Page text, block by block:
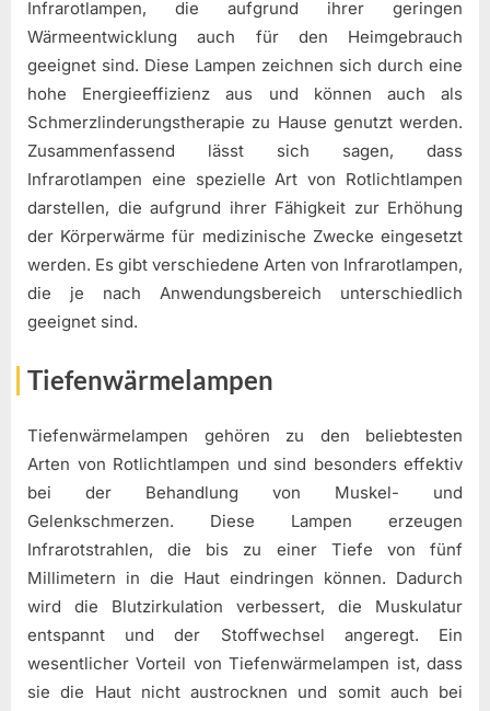
Infrarotlampen, die aufgrund ihrer geringen
Wärmeentwicklung auch für den Heimgebrauch
geeignet sind. Diese Lampen zeichnen sich durch eine
hohe Energieeffizienz aus und können auch als
Schmerzlinderungstherapie zu Hause genutzt werden.
Zusammenfassend lässt sich sagen, dass
Infrarotlampen eine spezielle Art von Rotlichtlampen
darstellen, die aufgrund ihrer Fähigkeit zur Erhöhung
der Körperwärme für medizinische Zwecke eingesetzt
werden. Es gibt verschiedene Arten von Infrarotlampen,
die je nach Anwendungsbereich unterschiedlich
geeignet sind.
Tiefenwärmelampen
Tiefenwärmelampen gehören zu den beliebtesten
Arten von Rotlichtlampen und sind besonders effektiv
bei der Behandlung von Muskel- und
Gelenkschmerzen. Diese Lampen erzeugen
Infrarotstrahlen, die bis zu einer Tiefe von fünf
Millimetern in die Haut eindringen können. Dadurch
wird die Blutzirkulation verbessert, die Muskulatur
entspannt und der Stoffwechsel angeregt. Ein
wesentlicher Vorteil von Tiefenwärmelampen ist, dass
sie die Haut nicht austrocknen und somit auch bei